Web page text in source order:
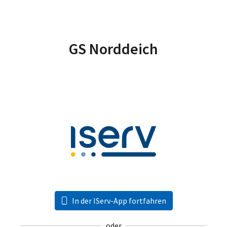
GS Norddeich
In der IServ-App fortfahren